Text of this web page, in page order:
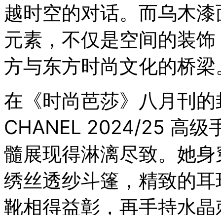
年
设
计
师
时
装
大
总
决
赛
在
杭
州
上
城
德
寿
隆
越时空的对话。而乌木
元素，不仅是空间的装
方与东方时尚文化的桥梁
在《时尚芭莎》八月刊
CHANEL 2024/25 高级
髓展现得淋漓尽致。她
绣丝透纱斗篷，精致的
靴相得益彰，再手持水